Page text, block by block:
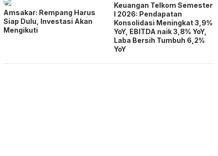
Amsakar: Rempang Harus
Siap Dulu, Investasi Akan
Mengikuti
Keuangan Telkom Semester
I 2026: Pendapatan
Konsolidasi Meningkat 3,9%
YoY, EBITDA naik 3,8% YoY,
Laba Bersih Tumbuh 6,2%
YoY